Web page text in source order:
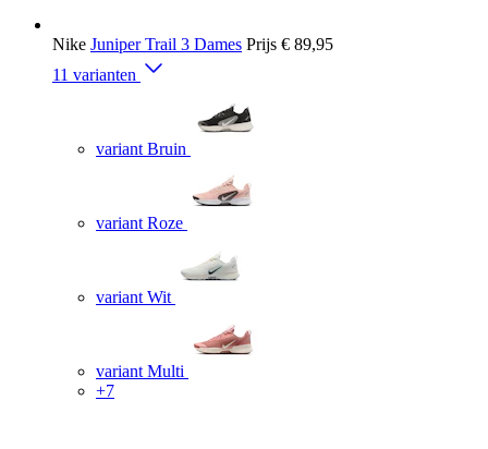
Nike Juniper Trail 3 Dames Prijs € 89,95
11 varianten
variant Bruin
variant Roze
variant Wit
variant Multi
+7